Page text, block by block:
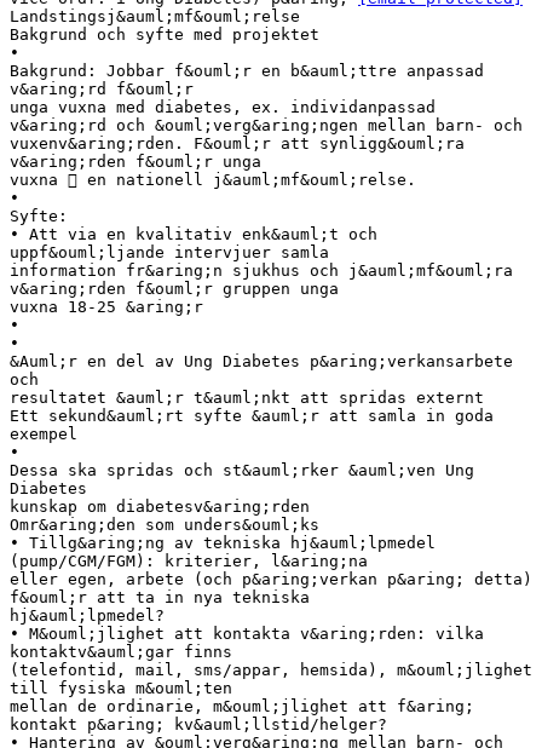
Landstingsj&auml;mf&ouml;relse
Bakgrund och syfte med projektet
•
Bakgrund: Jobbar f&ouml;r en b&auml;ttre anpassad
v&aring;rd f&ouml;r
unga vuxna med diabetes, ex. individanpassad
v&aring;rd och &ouml;verg&aring;ngen mellan barn- och
vuxenv&aring;rden. F&ouml;r att synligg&ouml;ra
v&aring;rden f&ouml;r unga
vuxna  en nationell j&auml;mf&ouml;relse.
•
Syfte:
• Att via en kvalitativ enk&auml;t och
uppf&ouml;ljande intervjuer samla
information fr&aring;n sjukhus och j&auml;mf&ouml;ra
v&aring;rden f&ouml;r gruppen unga
vuxna 18-25 &aring;r
•
•
&Auml;r en del av Ung Diabetes p&aring;verkansarbete
och
resultatet &auml;r t&auml;nkt att spridas externt
Ett sekund&auml;rt syfte &auml;r att samla in goda
exempel
•
Dessa ska spridas och st&auml;rker &auml;ven Ung
Diabetes
kunskap om diabetesv&aring;rden
Omr&aring;den som unders&ouml;ks
• Tillg&aring;ng av tekniska hj&auml;lpmedel
(pump/CGM/FGM): kriterier, l&aring;na
eller egen, arbete (och p&aring;verkan p&aring; detta)
f&ouml;r att ta in nya tekniska
hj&auml;lpmedel?
• M&ouml;jlighet att kontakta v&aring;rden: vilka
kontaktv&auml;gar finns
(telefontid, mail, sms/appar, hemsida), m&ouml;jlighet
till fysiska m&ouml;ten
mellan de ordinarie, m&ouml;jlighet att f&aring;
kontakt p&aring; kv&auml;llstid/helger?
• Hantering av &ouml;verg&aring;ng mellan barn- och